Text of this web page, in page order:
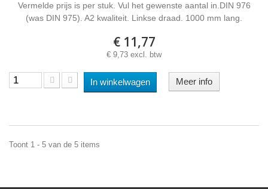
Vermelde prijs is per stuk. Vul het gewenste aantal in.DIN 976
(was DIN 975). A2 kwaliteit. Linkse draad. 1000 mm lang.
€ 11,77
€ 9,73 excl. btw
In winkelwagen Meer info
Toont 1 - 5 van de 5 items